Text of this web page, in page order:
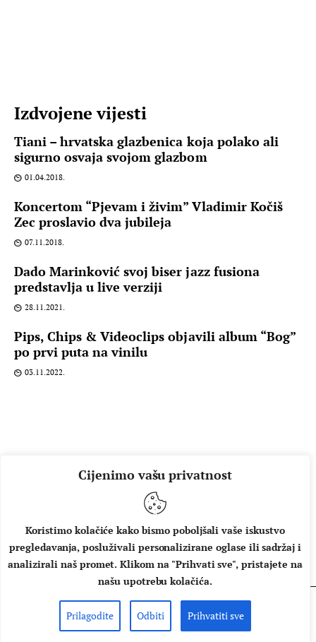
Cijenimo vašu privatnost
Koristimo kolačiće kako bismo poboljšali vaše iskustvo
pregledavanja, posluživali personalizirane oglase ili sadržaj i
analizirali naš promet. Klikom na "Prihvati sve", pristajete na
našu upotrebu kolačića.
Prilagodite Odbiti Prihvatiti sve
Izdvojene vijesti
Tiani – hrvatska glazbenica koja polako ali
sigurno osvaja svojom glazbom
01.04.2018.
Koncertom “Pjevam i živim” Vladimir Kočiš
Zec proslavio dva jubileja
07.11.2018.
Dado Marinković svoj biser jazz fusiona
predstavlja u live verziji
28.11.2021.
Pips, Chips & Videoclips objavili album “Bog”
po prvi puta na vinilu
03.11.2022.
O NAMA IMPRESSUM UVJETI KORIŠTENJA
Copyright © 2026 Music Box - All rights reserved.